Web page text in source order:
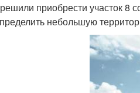
приобрести участок 8
небольшую